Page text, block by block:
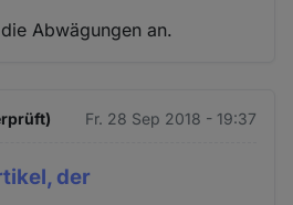
Abwägungen an.
Fr. 28 Sep 2018 - 19:37
der